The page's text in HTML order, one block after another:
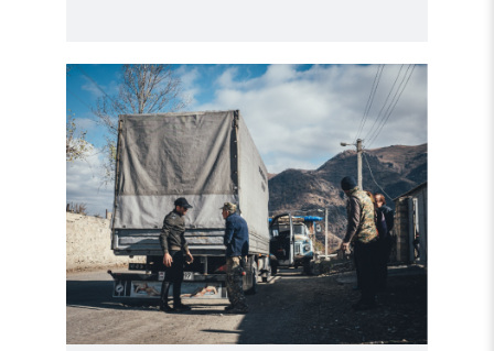
Read
article
fra
lånt
hjemland"